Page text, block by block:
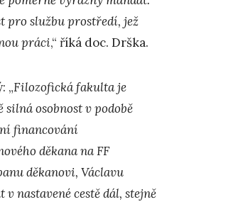
pro službu prostředí, jež
práci,“ říká doc. Drška.
„Filozofická fakulta je
osobnost v podobě
financování
děkana na FF
děkanovi, Václavu
nastavené cestě dál, stejně